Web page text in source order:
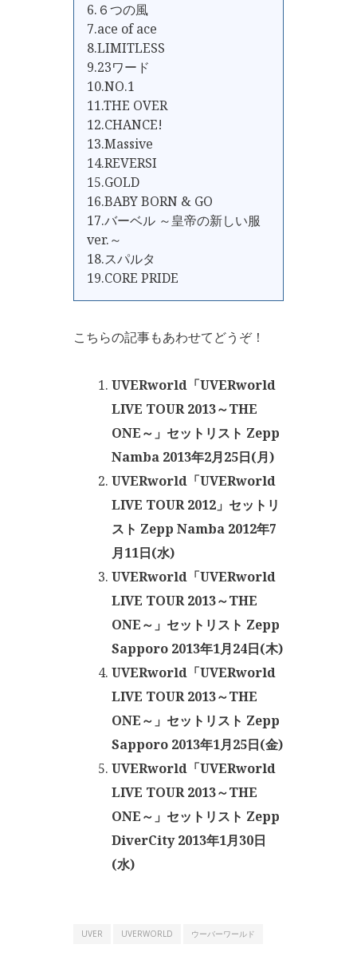
6.６つの風
7.ace of ace
8.LIMITLESS
9.23ワード
10.NO.1
11.THE OVER
12.CHANCE!
13.Massive
14.REVERSI
15.GOLD
16.BABY BORN & GO
17.バーベル ～皇帝の新しい服
ver.～
18.スパルタ
19.CORE PRIDE
こちらの記事もあわせてどうぞ！
UVERworld「UVERworld
LIVE TOUR 2013～THE
ONE～」セットリスト Zepp
Namba 2013年2月25日(月)
UVERworld「UVERworld
LIVE TOUR 2012」セットリ
スト Zepp Namba 2012年7
月11日(水)
UVERworld「UVERworld
LIVE TOUR 2013～THE
ONE～」セットリスト Zepp
Sapporo 2013年1月24日(木)
UVERworld「UVERworld
LIVE TOUR 2013～THE
ONE～」セットリスト Zepp
Sapporo 2013年1月25日(金)
UVERworld「UVERworld
LIVE TOUR 2013～THE
ONE～」セットリスト Zepp
DiverCity 2013年1月30日
(水)
UVER UVERWORLD ウーバーワールド